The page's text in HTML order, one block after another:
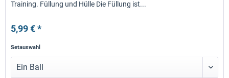
Training. Füllung und Hülle Die Füllung ist...
5,99 € *
Setauswahl